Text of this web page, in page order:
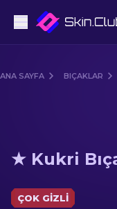
Dürbünlü
Bıçaklar
ANA SAYFA BIÇAKLAR
★ Kukri
ÇOK GIZLI